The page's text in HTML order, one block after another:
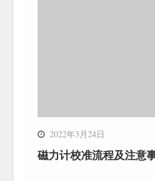
2022年3月24日
磁力计校准流程及注意